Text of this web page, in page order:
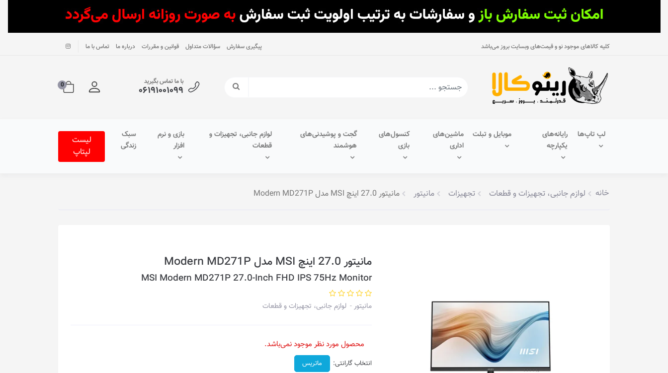
کلیه کالاهای موجود نو و قیمت‌های وبسایت بروز می‌باشد پیگیری سفارش سؤالات متداول قوانین و مقررات درباره ما تماس با ما
با ما تماس بگیرید
۰۶۱۹۱۰۰۱۰۹۹ 0
لپ تاپ‌ها
رایانه‌های
یکپارچه
موبایل و تبلت
ماشین‌های
اداری
کنسول‌های
بازی
گجت و پوشیدنی‌های
هوشمند
لوازم جانبی، تجهیزات و
قطعات
بازی و نرم
افزار
سبک
زندگی
لیست
لپتاپ
خانه لوازم جانبی، تجهیزات و قطعات تجهیزات مانیتور مانیتور 27.0 اینچ MSI مدل Modern MD271P
مانیتور 27.0 اینچ MSI مدل Modern MD271P
MSI Modern MD271P 27.0-Inch FHD IPS 75Hz Monitor
مانیتور لوازم جانبی، تجهیزات و قطعات
محصول مورد نظر موجود نمی‌باشد.
انتخاب گارانتی: ماتریس